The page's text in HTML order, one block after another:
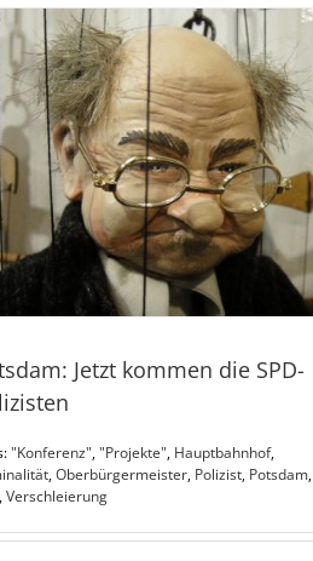
Jetzt kommen die SPD-
"Konferenz","Projekte", Hauptbahnhof,
,Oberbürgermeister, Polizist, Potsdam,
,Verschleierung